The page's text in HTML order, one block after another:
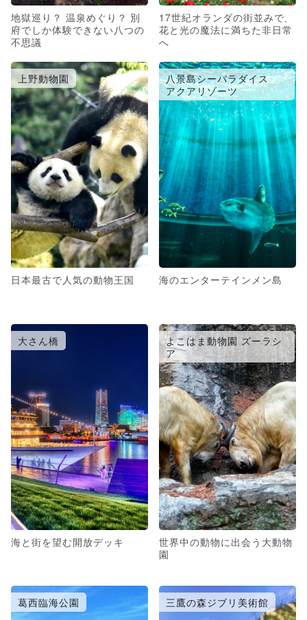
地獄巡り？ 温泉めぐり？ 別
府でしか体験できない八つの
不思議
17世紀オランダの街並みで、
花と光の魔法に満ちた非日常
へ
上野動物園
日本最古で人気の動物王国
八景島シーパラダイス
アクアリゾーツ
海のエンターテインメン島
大さん橋
海と街を望む開放デッキ
よこはま動物園 ズーラシ
ア
世界中の動物に出会う大動物
園
葛西臨海公園 三鷹の森ジブリ美術館